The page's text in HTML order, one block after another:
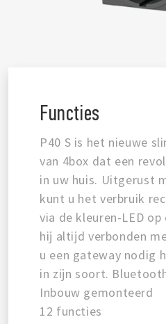
Functies
P40 S is het nieuwe
van 4box dat een
in uw huis. Uitgerust
kunt u het verbruik
via de kleuren-LED
hij altijd verbonden
u een gateway nodig
in zijn soort.
Inbouw gemonteerd
12 functies